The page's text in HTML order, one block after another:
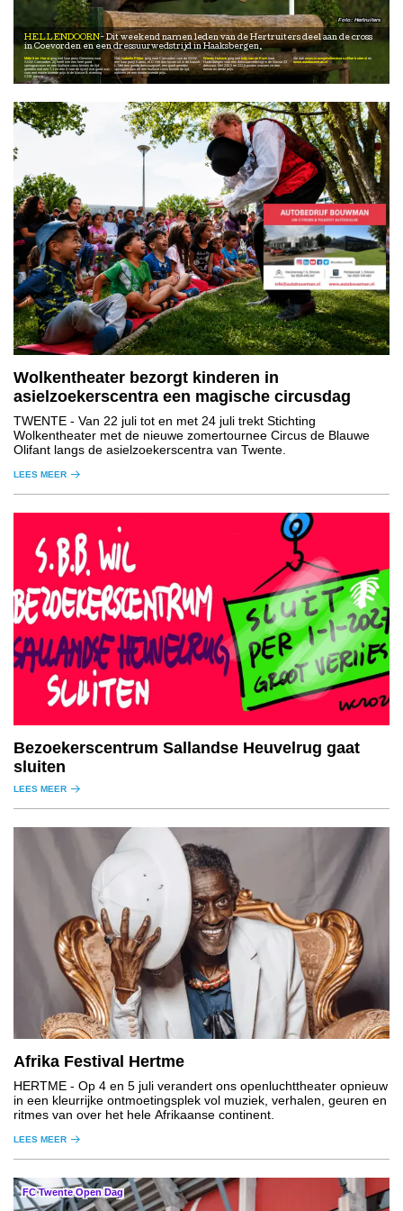
HELLENDOORN
Dit weekend namen leden van de Hertruiters deel aan de cross
in Coevorden en een dressuurwedstrijd in Haaksbergen.
Mébrit ter Horst ging met haar pony Geronimo naar
SGW Coevorden. Zij heeft hier een heel goed
springparcours en een foutloze cross binnen de tijd
gereden met een 7,1 en een 8 voor de rijstijl wat goed was
voor een mooie tweede prijs in de klasse B eventing
CDE pony’s.
Ook Isabelle Plijterging naar Coevorden voor de SGW
met haar pony Karlos. et D Het duo kwam uit in de klasse
L. Met een goede dressuurproef, een goed gereden
springparcours en een foutloze cross binnen de tijd,
wonnen ze een mooie tweede prijs.
Wendy Hulsink ging met Indy van de Eschnaar
Haaksbergen voor een dressuurwedstrijd in de klasse Z1
dressuur. Met 230,5 en 222,5 punten wonnen ze een
eerste en derde prijs.
Zie ook www.manegehellendoorn.nl/hertruiters/ en
www.autobouwman.nl
Hertruiters
Wolkentheater bezorgt kinderen in
asielzoekerscentra een magische circusdag
TWENTE - Van 22 juli tot en met 24 juli trekt Stichting
Wolkentheater met de nieuwe zomertournee Circus de Blauwe
Olifant langs de asielzoekerscentra van Twente.
LEES MEER
Bezoekerscentrum Sallandse Heuvelrug gaat
sluiten
LEES MEER
Afrika Festival Hertme
HERTME - Op 4 en 5 juli verandert ons openluchttheater opnieuw
in een kleurrijke ontmoetingsplek vol muziek, verhalen, geuren en
ritmes van over het hele Afrikaanse continent.
LEES MEER
FC Twente Open Dag